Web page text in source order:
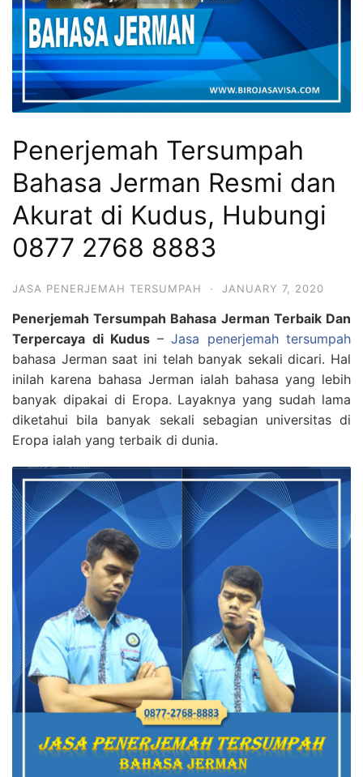
Penerjemah Tersumpah
Bahasa Jerman Resmi dan
Akurat di Kudus, Hubungi
0877 2768 8883
JASA PENERJEMAH TERSUMPAH · JANUARY 7, 2020
Penerjemah Tersumpah Bahasa Jerman Terbaik Dan
Terpercaya di Kudus – Jasa penerjemah tersumpah
bahasa Jerman saat ini telah banyak sekali dicari. Hal
inilah karena bahasa Jerman ialah bahasa yang lebih
banyak dipakai di Eropa. Layaknya yang sudah lama
diketahui bila banyak sekali sebagian universitas di
Eropa ialah yang terbaik di dunia.